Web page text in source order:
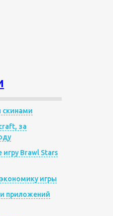
скинами
за
игру Brawl Stars
игры
и приложений